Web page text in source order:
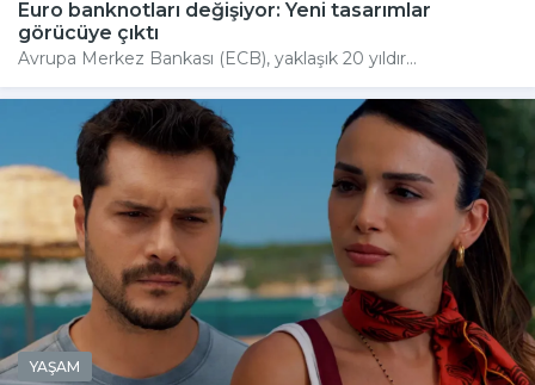
Euro banknotları değişiyor: Yeni tasarımlar
görücüye çıktı
Avrupa Merkez Bankası (ECB), yaklaşık 20 yıldır...
YAŞAM